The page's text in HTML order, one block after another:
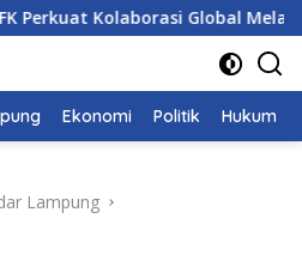
Kolaborasi Global Melalui 4th
Ekonomi Politik Hukum
Lampung